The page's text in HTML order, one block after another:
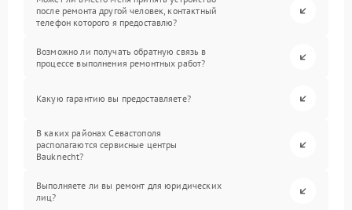
после ремонта другой человек, контактный
телефон которого я предоставлю?
Возможно ли получать обратную связь в
процессе выполнения ремонтных работ?
Какую гарантию вы предоставляете?
В каких районах Севастополя
располагаются сервисные центры
Bauknecht?
Выполняете ли вы ремонт для юридических
лиц?